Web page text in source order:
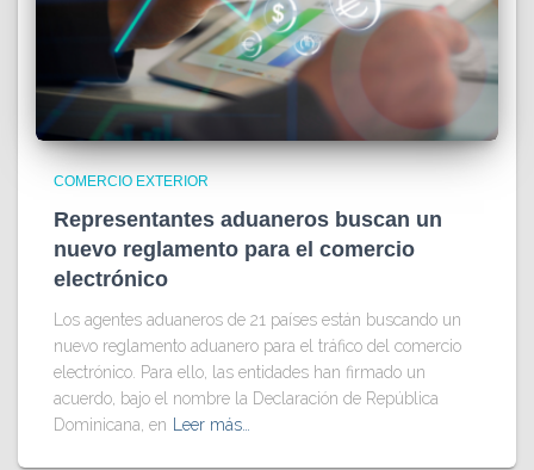
COMERCIO EXTERIOR
Representantes aduaneros buscan un
nuevo reglamento para el comercio
electrónico
Los agentes aduaneros de 21 países están buscando un
nuevo reglamento aduanero para el tráfico del comercio
electrónico. Para ello, las entidades han firmado un
acuerdo, bajo el nombre la Declaración de República
Dominicana, en
Leer más…